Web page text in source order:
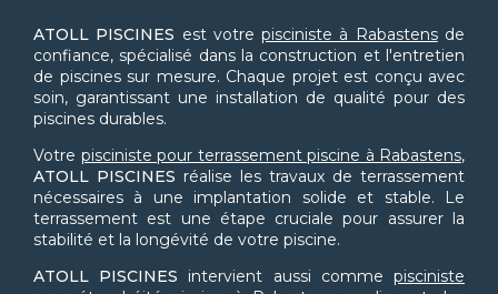
ATOLL PISCINES est votrepisciniste à Rabastensde
confiance, spécialisé dans la construction et l'entretien
de piscines sur mesure. Chaque projet est conçu avec
soin, garantissant une installation de qualité pour des
piscines durables.
Votre pisciniste pour terrassement piscine à Rabastens,
ATOLL PISCINES réalise les travaux de terrassement
nécessaires à une implantation solide et stable. Le
terrassement est une étape cruciale pour assurer la
stabilité et la longévité de votre piscine.
ATOLL PISCINES intervient aussi commepisciniste